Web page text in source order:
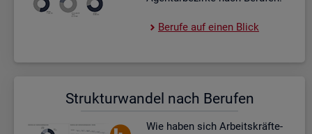
Be­ru­fe auf einen Blick
Struk­tur­wan­del nach Be­ru­fen
Wie haben sich Ar­beits­kräf­te­